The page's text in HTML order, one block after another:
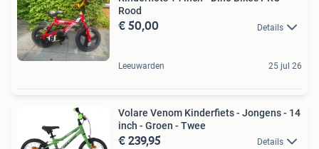
Rood
€ 50,00 Details
Leeuwarden 25 jul 26
Volare Venom Kinderfiets - Jongens - 14
inch - Groen - Twee
€ 239,95 Details